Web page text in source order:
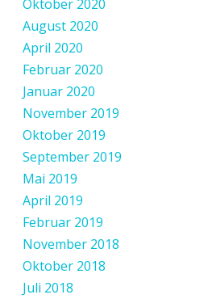
Oktober 2020
August 2020
April 2020
Februar 2020
Januar 2020
November 2019
Oktober 2019
September 2019
Mai 2019
April 2019
Februar 2019
November 2018
Oktober 2018
Juli 2018